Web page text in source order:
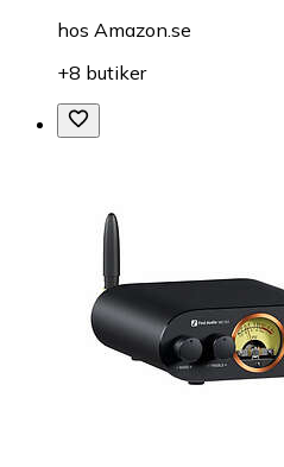
hos Amazon.se
+8 butiker